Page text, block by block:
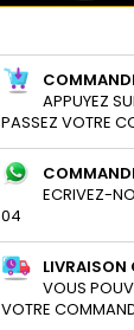
APPUYEZ
PASSEZ VOTRE
ECRIVEZ-
04
LIVRAISON
VOUS
VOTRE